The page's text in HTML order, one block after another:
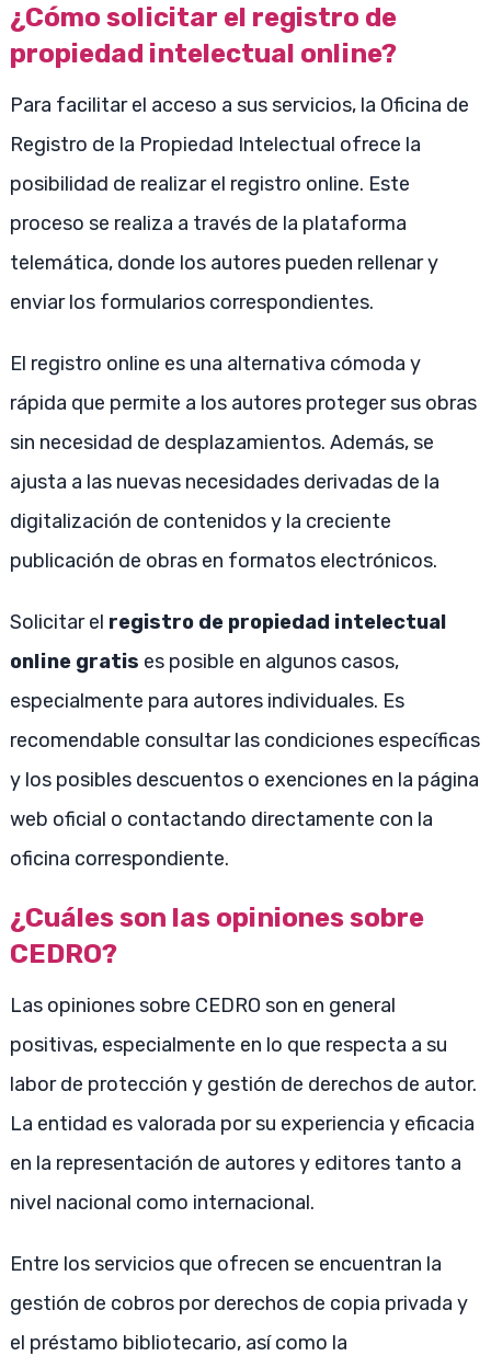
¿Cómo solicitar el registro de
propiedad intelectual online?
Para facilitar el acceso a sus servicios, la Oficina de
Registro de la Propiedad Intelectual ofrece la
posibilidad de realizar el registro online. Este
proceso se realiza a través de la plataforma
telemática, donde los autores pueden rellenar y
enviar los formularios correspondientes.
El registro online es una alternativa cómoda y
rápida que permite a los autores proteger sus obras
sin necesidad de desplazamientos. Además, se
ajusta a las nuevas necesidades derivadas de la
digitalización de contenidos y la creciente
publicación de obras en formatos electrónicos.
Solicitar el registro de propiedad intelectual
online gratis es posible en algunos casos,
especialmente para autores individuales. Es
recomendable consultar las condiciones específicas
y los posibles descuentos o exenciones en la página
web oficial o contactando directamente con la
oficina correspondiente.
¿Cuáles son las opiniones sobre
CEDRO?
Las opiniones sobre CEDRO son en general
positivas, especialmente en lo que respecta a su
labor de protección y gestión de derechos de autor.
La entidad es valorada por su experiencia y eficacia
en la representación de autores y editores tanto a
nivel nacional como internacional.
Entre los servicios que ofrecen se encuentran la
gestión de cobros por derechos de copia privada y
el préstamo bibliotecario, así como la